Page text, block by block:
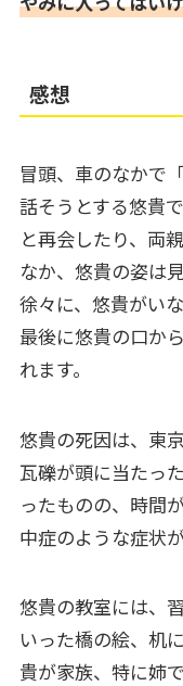
感想
冒頭、車のなかで
話そうとする悠貴
と再会したり、両
なか、悠貴の姿は
徐々に、悠貴がい
最後に悠貴の口か
れます。
悠貴の死因は、東
瓦礫が頭に当たっ
ったものの、時間
中症のような症状
悠貴の教室には、
いった橋の絵、机
貴が家族、特に姉